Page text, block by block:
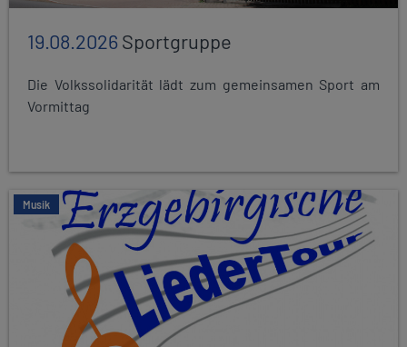
19.08.2026Sportgruppe
Die Volkssolidarität lädt zum gemeinsamen Sport am
Vormittag
Musik